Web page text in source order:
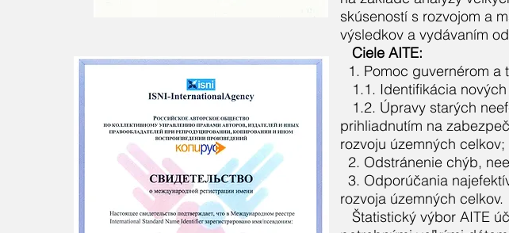
skúseností s rozvojom a
výsledkov a vydávaním
Ciele AITE:
1. Pomoc guvernérom a
1.1. Identifikácia
1.2. Úpravy starých
prihliadnutím na
rozvoju územných celkov;
2. Odstránenie chýb,
3. Odporúčania
rozvoja územných celkov.
Štatistický výbor AITE